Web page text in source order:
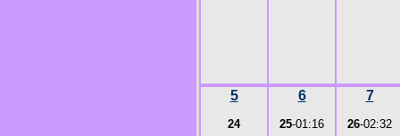
5
24
6
25-01:16
7
26-02:32